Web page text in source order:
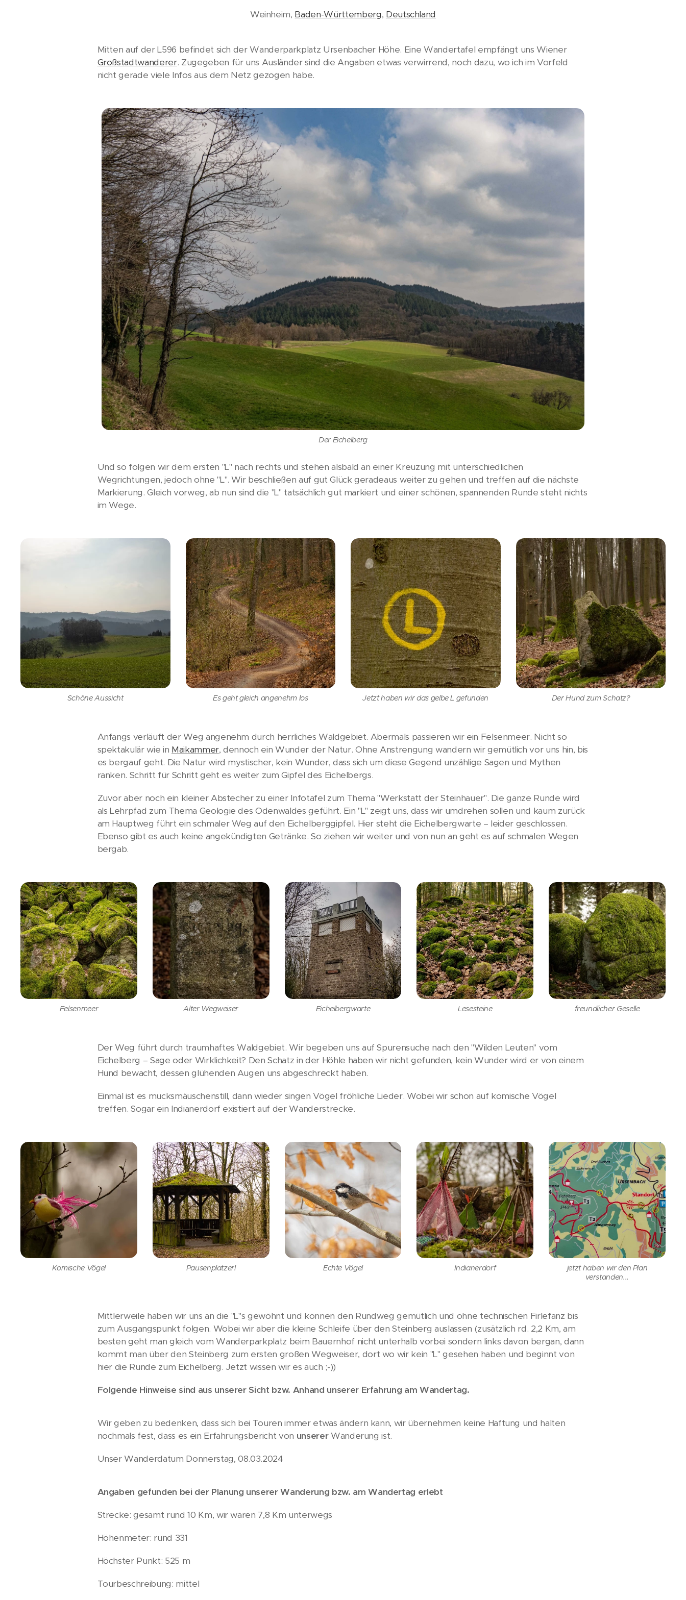
Weinheim, Baden-Württemberg, Deutschland
Mitten auf der L596 befindet sich der Wanderparkplatz Ursenbacher Höhe. Eine Wandertafel empfängt uns Wiener
Großstadtwanderer. Zugegeben für uns Ausländer sind die Angaben etwas verwirrend, noch dazu, wo ich im Vorfeld
nicht gerade viele Infos aus dem Netz gezogen habe.
Der Eichelberg
Und so folgen wir dem ersten "L" nach rechts und stehen alsbald an einer Kreuzung mit unterschiedlichen
Wegrichtungen, jedoch ohne "L". Wir beschließen auf gut Glück geradeaus weiter zu gehen und treffen auf die nächste
Markierung. Gleich vorweg, ab nun sind die "L" tatsächlich gut markiert und einer schönen, spannenden Runde steht nichts
im Wege.
Schöne Aussicht Es geht gleich angenehm los Jetzt haben wir das gelbe L gefunden Der Hund zum Schatz?
Anfangs verläuft der Weg angenehm durch herrliches Waldgebiet. Abermals passieren wir ein Felsenmeer. Nicht so
spektakulär wie in Maikammer, dennoch ein Wunder der Natur. Ohne Anstrengung wandern wir gemütlich vor uns hin, bis
es bergauf geht. Die Natur wird mystischer, kein Wunder, dass sich um diese Gegend unzählige Sagen und Mythen
ranken. Schritt für Schritt geht es weiter zum Gipfel des Eichelbergs.
Zuvor aber noch ein kleiner Abstecher zu einer Infotafel zum Thema "Werkstatt der Steinhauer". Die ganze Runde wird
als Lehrpfad zum Thema Geologie des Odenwaldes geführt. Ein "L" zeigt uns, dass wir umdrehen sollen und kaum zurück
am Hauptweg führt ein schmaler Weg auf den Eichelberggipfel. Hier steht die Eichelbergwarte – leider geschlossen.
Ebenso gibt es auch keine angekündigten Getränke. So ziehen wir weiter und von nun an geht es auf schmalen Wegen
bergab.
Felsenmeer Alter Wegweiser Eichelbergwarte Lesesteine freundlicher Geselle
Der Weg führt durch traumhaftes Waldgebiet. Wir begeben uns auf Spurensuche nach den "Wilden Leuten" vom
Eichelberg – Sage oder Wirklichkeit? Den Schatz in der Höhle haben wir nicht gefunden, kein Wunder wird er von einem
Hund bewacht, dessen glühenden Augen uns abgeschreckt haben.
Einmal ist es mucksmäuschenstill, dann wieder singen Vögel fröhliche Lieder. Wobei wir schon auf komische Vögel
treffen. Sogar ein Indianerdorf existiert auf der Wanderstrecke.
Komische Vögel Pausenplatzerl Echte Vögel Indianerdorf
jetzt haben wir den Plan
verstanden...
Mittlerweile haben wir uns an die "L"s gewöhnt und können den Rundweg gemütlich und ohne technischen Firlefanz bis
zum Ausgangspunkt folgen. Wobei wir aber die kleine Schleife über den Steinberg auslassen (zusätzlich rd. 2,2 Km, am
besten geht man gleich vom Wanderparkplatz beim Bauernhof nicht unterhalb vorbei sondern links davon bergan, dann
kommt man über den Steinberg zum ersten großen Wegweiser, dort wo wir kein "L" gesehen haben und beginnt von
hier die Runde zum Eichelberg. Jetzt wissen wir es auch ;-))
Folgende Hinweise sind aus unserer Sicht bzw. Anhand unserer Erfahrung am Wandertag.
Wir geben zu bedenken, dass sich bei Touren immer etwas ändern kann, wir übernehmen keine Haftung und halten
nochmals fest, dass es ein Erfahrungsbericht von unsererWanderung ist.
Unser Wanderdatum Donnerstag, 08.03.2024
Angaben gefunden bei der Planung unserer Wanderung bzw. am Wandertag erlebt
Strecke: gesamt rund 10 Km, wir waren 7,8 Km unterwegs
Höhenmeter: rund 331
Höchster Punkt: 525 m
Tourbeschreibung: mittel